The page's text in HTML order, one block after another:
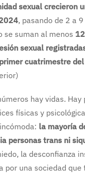
sexual crecieron
, pasando de 2 a
se suman al menos
sexual
cuatrimestre
hay vidas. Hay
físicas y
la mayoría
personas trans ni
la desconfianza
por una sociedad que